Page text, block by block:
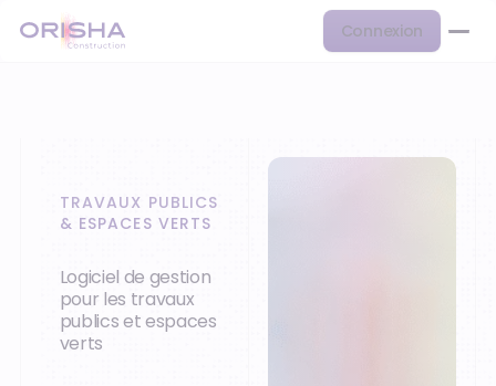
Connexion
TRAVAUX PUBLICS
& ESPACES VERTS
Logiciel de gestion
pour les travaux
publics et espaces
verts